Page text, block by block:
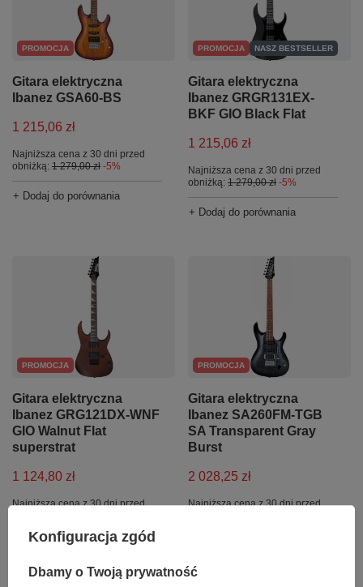
PROMOCJA
Gitara elektryczna
Ibanez GSA60-BS
1 215,06 zł
Najniższa cena z 30 dni przed
obniżką: 1 279,00 zł -5%
+ Dodaj do porównania
PROMOCJA NASZ BESTSELLER
Gitara elektryczna
Ibanez GRGR131EX-
BKF GIO Black Flat
1 215,06 zł
Najniższa cena z 30 dni przed
obniżką: 1 279,00 zł -5%
+ Dodaj do porównania
PROMOCJA
Gitara elektryczna
Ibanez GRG121DX-WNF
GIO Walnut Flat
superstrat
1 124,80 zł
Najniższa cena z 30 dni przed
+ Dodaj do porównania
PROMOCJA
Gitara elektryczna
Ibanez SA260FM-TGB
SA Transparent Gray
Burst
2 028,25 zł
Najniższa cena z 30 dni przed
Konfiguracja zgód
Dbamy o Twoją prywatność